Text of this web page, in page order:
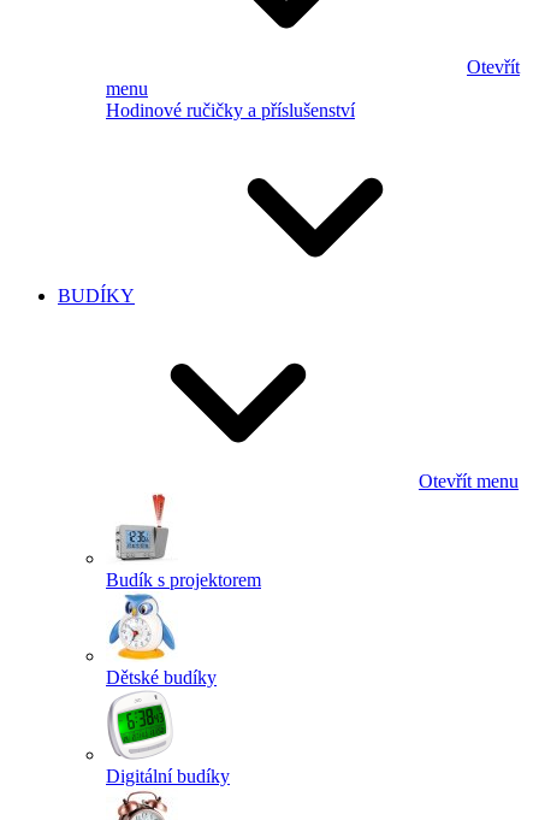
Otevřít
menu
Hodinové ručičky a příslušenství
BUDÍKY
Otevřít menu
Budík s projektorem
Dětské budíky
Digitální budíky